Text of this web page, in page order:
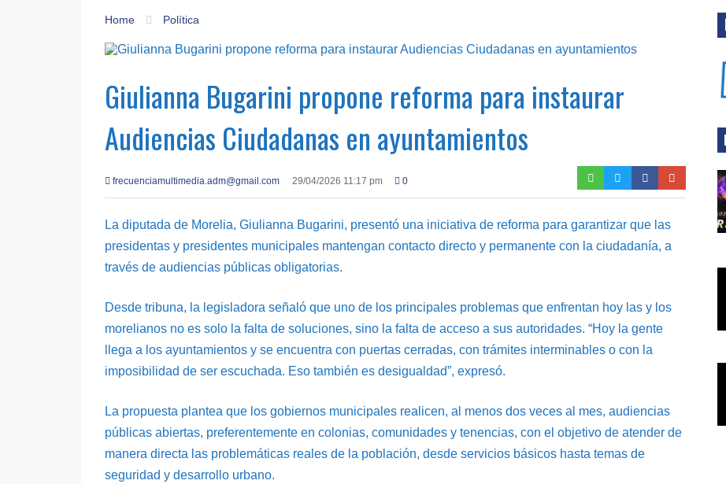
Home Política
Giulianna Bugarini propone reforma para instaurar
Audiencias Ciudadanas en ayuntamientos
frecuenciamultimedia.adm@gmail.com 29/04/2026 11:17 pm 0
La diputada de Morelia, Giulianna Bugarini, presentó una iniciativa de reforma para garantizar que las
presidentas y presidentes municipales mantengan contacto directo y permanente con la ciudadanía, a
través de audiencias públicas obligatorias.
Desde tribuna, la legisladora señaló que uno de los principales problemas que enfrentan hoy las y los
morelianos no es solo la falta de soluciones, sino la falta de acceso a sus autoridades. “Hoy la gente
llega a los ayuntamientos y se encuentra con puertas cerradas, con trámites interminables o con la
imposibilidad de ser escuchada. Eso también es desigualdad”, expresó.
La propuesta plantea que los gobiernos municipales realicen, al menos dos veces al mes, audiencias
públicas abiertas, preferentemente en colonias, comunidades y tenencias, con el objetivo de atender de
manera directa las problemáticas reales de la población, desde servicios básicos hasta temas de
seguridad y desarrollo urbano.